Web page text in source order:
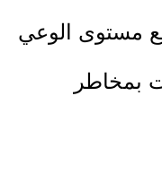
مستوى الوعي
بمخاطر